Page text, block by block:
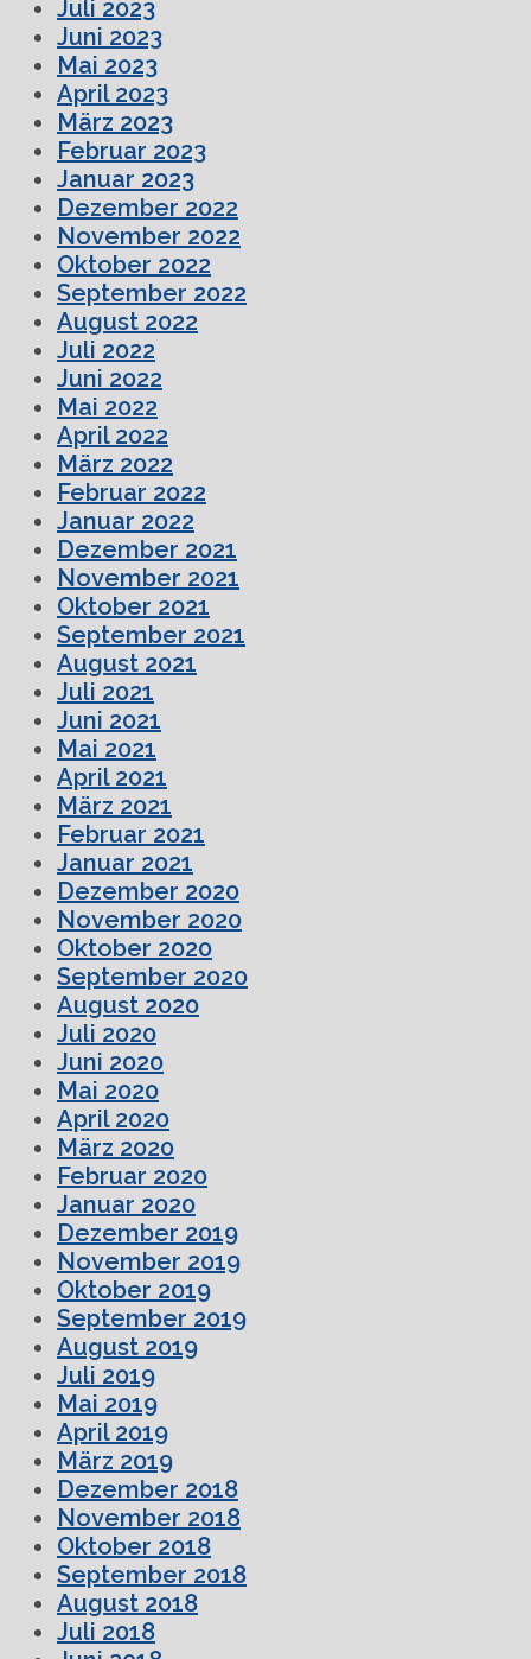
Juli 2023
Juni 2023
Mai 2023
April 2023
März 2023
Februar 2023
Januar 2023
Dezember 2022
November 2022
Oktober 2022
September 2022
August 2022
Juli 2022
Juni 2022
Mai 2022
April 2022
März 2022
Februar 2022
Januar 2022
Dezember 2021
November 2021
Oktober 2021
September 2021
August 2021
Juli 2021
Juni 2021
Mai 2021
April 2021
März 2021
Februar 2021
Januar 2021
Dezember 2020
November 2020
Oktober 2020
September 2020
August 2020
Juli 2020
Juni 2020
Mai 2020
April 2020
März 2020
Februar 2020
Januar 2020
Dezember 2019
November 2019
Oktober 2019
September 2019
August 2019
Juli 2019
Mai 2019
April 2019
März 2019
Dezember 2018
November 2018
Oktober 2018
September 2018
August 2018
Juli 2018